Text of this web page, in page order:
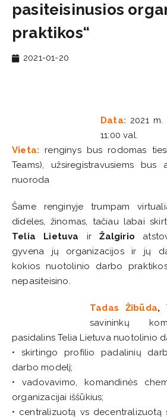
pasiteisinusios
praktikos“
2021-01-20
Data: 2021
11:00 val.
Vieta: renginys bus rodomas
Teams), užsiregistravusiems bus
nuoroda
Šame renginyje trumpam
dideles, žinomas, tačiau labai
Telia Lietuva irŽalgirio
gyvena jų organizacijos ir jų
kokios nuotolinio darbo
nepasiteisino.
Tadas Žibūda,
savininkų
pasidalins Telia Lietuva nuotolinio
• skirtingo profilio padalinių
darbo modelį;
• vadovavimo, komandinės
organizacijai iššūkius;
• centralizuotą vs decentralizuotą